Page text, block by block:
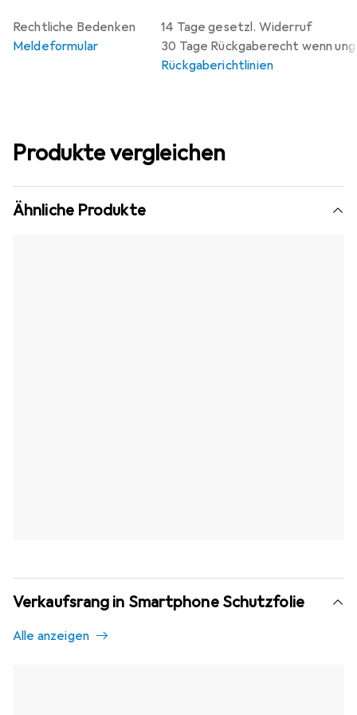
14 Tage gesetzl. Widerruf
30 Tage Rückgaberecht wenn
Rückgaberichtlinien
Rechtliche Bedenken
Meldeformular
Produkte vergleichen
Ähnliche Produkte
Verkaufsrang in Smartphone Schutzfolie
Alle anzeigen